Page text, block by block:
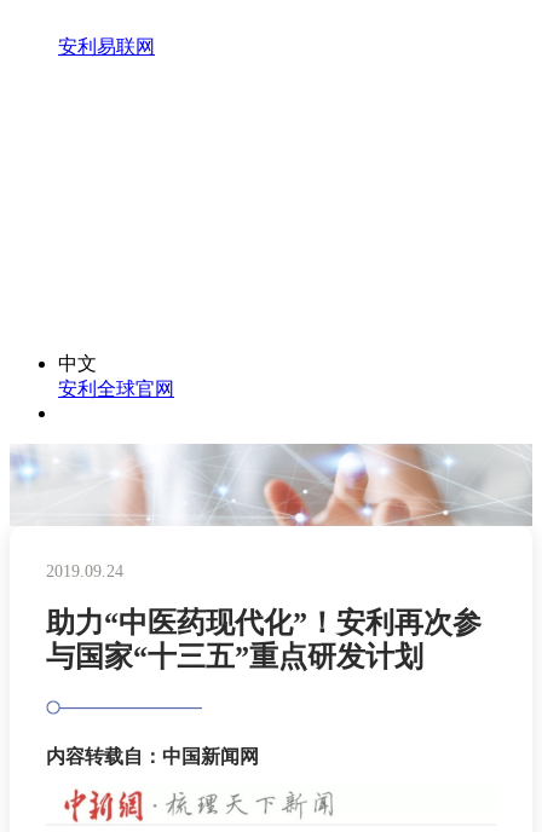
安利易联网
中文
安利全球官网
2019.09.24
助力“中医药现代化”！安利再次参
与国家“十三五”重点研发计划
内容转载自：中国新闻网